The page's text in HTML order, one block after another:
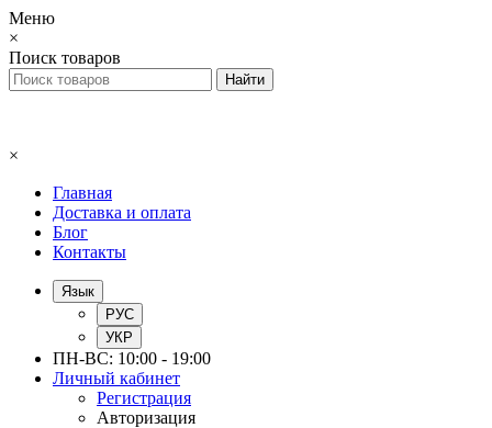
Меню
×
Поиск товаров
×
Главная
Доставка и оплата
Блог
Контакты
Язык
РУС
УКР
ПН-ВС: 10:00 - 19:00
Личный кабинет
Регистрация
Авторизация